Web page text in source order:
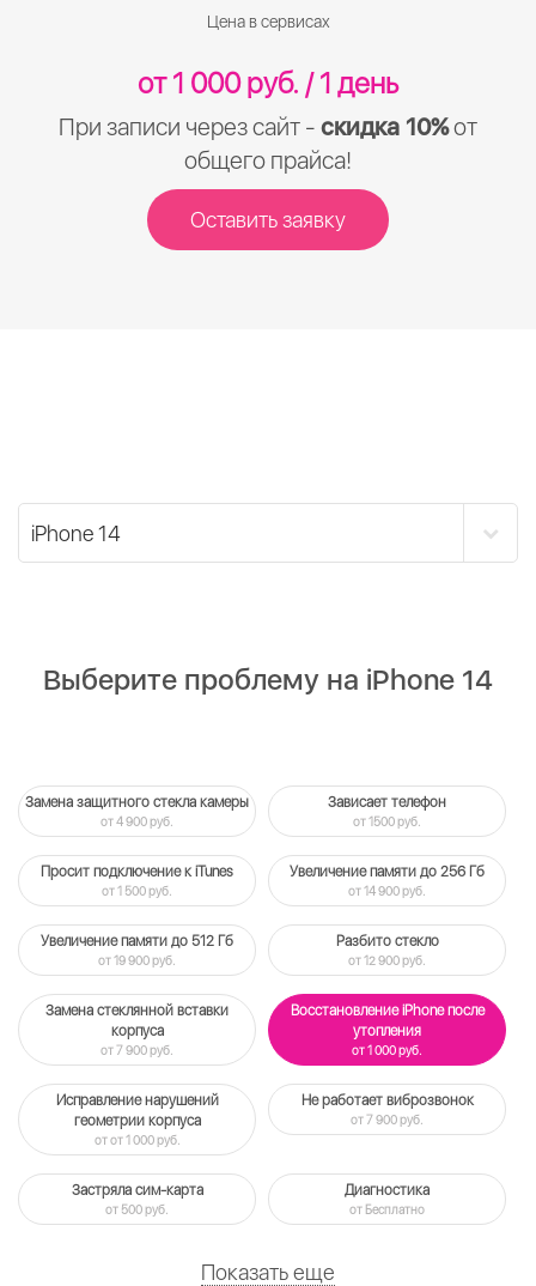
Цена в сервисах
от 1 000 руб. / 1 день
При записи через сайт - скидка 10%от
общего прайса!
Оставить заявку
Выберите проблему на iPhone 14
Замена защитного стекла камеры
от 4 900 руб.
Зависает телефон
от 1500 руб.
Просит подключение к iTunes
от 1 500 руб.
Увеличение памяти до 256 Гб
от 14 900 руб.
Увеличение памяти до 512 Гб
от 19 900 руб.
Разбито стекло
от 12 900 руб.
Замена стеклянной вставки
корпуса
от 7 900 руб.
Восстановление iPhone после
утопления
от 1 000 руб.
Исправление нарушений
геометрии корпуса
от от 1 000 руб.
Не работает виброзвонок
от 7 900 руб.
Застряла сим-карта
от 500 руб.
Диагностика
от Бесплатно
Показать еще